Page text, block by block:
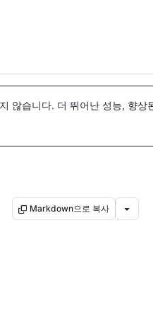
않습니다. 더 뛰어난 성능, 향상
Markdown으로 복사